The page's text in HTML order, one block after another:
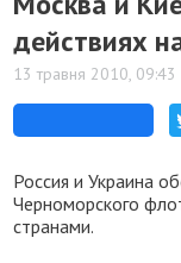
действиях
13 травня 2010, 09:43
Россия и Украина
Черноморского
странами.